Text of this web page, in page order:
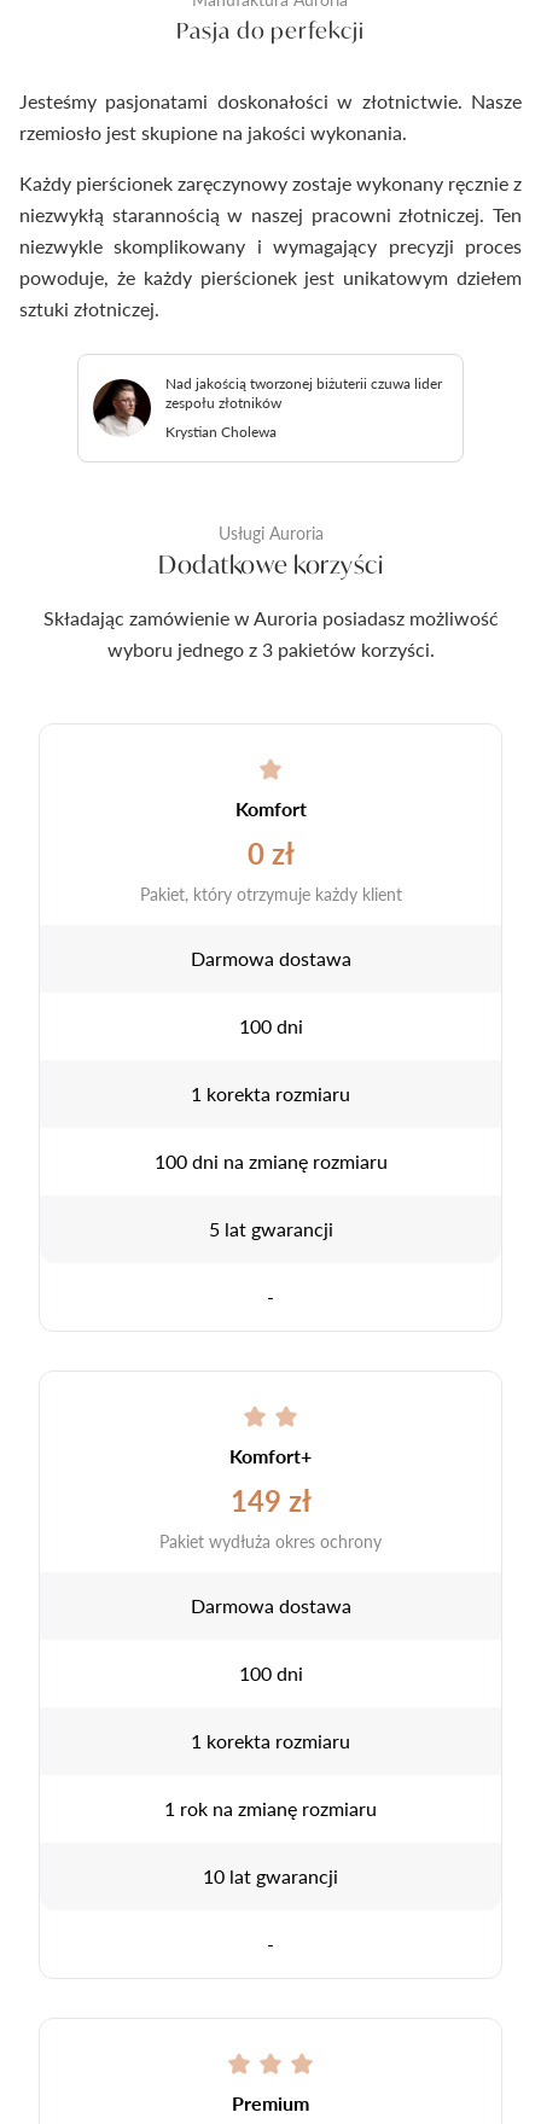
Pasja do perfekcji
Jesteśmy pasjonatami doskonałości w złotnictwie. Nasze
rzemiosło jest skupione na jakości wykonania.
Każdy pierścionek zaręczynowy zostaje wykonany ręcznie z
niezwykłą starannością w naszej pracowni złotniczej. Ten
niezwykle skomplikowany i wymagający precyzji proces
powoduje, że każdy pierścionek jest unikatowym dziełem
sztuki złotniczej.
Nad jakością tworzonej biżuterii czuwa lider
zespołu złotników
Krystian Cholewa
Usługi Auroria
Dodatkowe korzyści
Składając zamówienie w Auroria posiadasz możliwość
wyboru jednego z 3 pakietów korzyści.
Komfort
0 zł
Pakiet, który otrzymuje każdy klient
Darmowa dostawa
100 dni
1 korekta rozmiaru
100 dni na zmianę rozmiaru
5 lat gwarancji
-
Komfort+
149 zł
Pakiet wydłuża okres ochrony
Darmowa dostawa
100 dni
1 korekta rozmiaru
1 rok na zmianę rozmiaru
10 lat gwarancji
-
Premium